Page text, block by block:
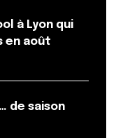
pour une fois !
Village
à Lyon qui
en août
de saison